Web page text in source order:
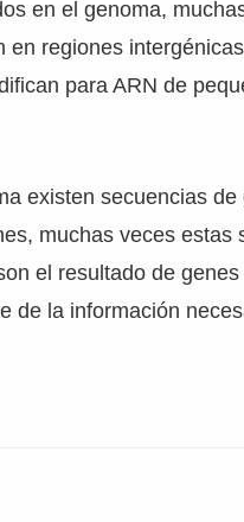
en el genoma,
en regiones
para ARN de
existen secuencias de
muchas veces estas
el resultado de
de la información